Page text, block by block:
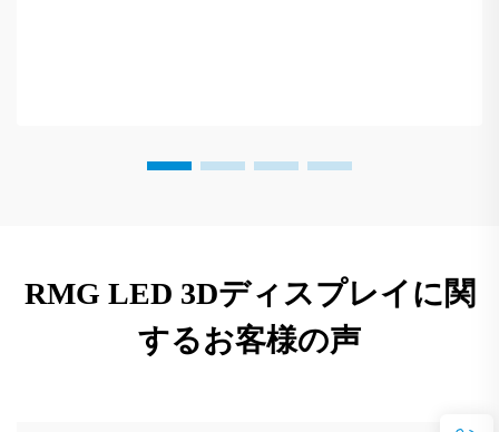
RMG LED 3Dディスプレイに関
するお客様の声